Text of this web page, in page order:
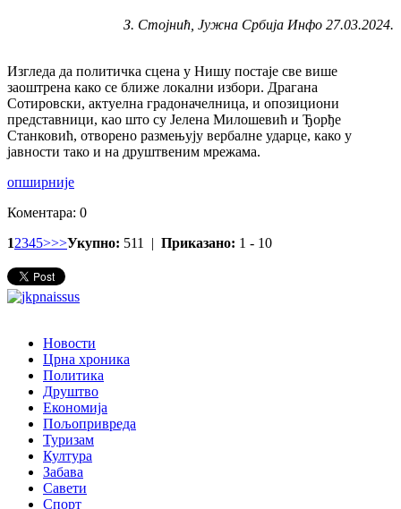
З. Стојнић, Јужна Србија Инфо 27.03.2024.
Изгледа да политичка сцена у Нишу постаје све више
заоштрена како се ближе локални избори. Драгана
Сотировски, актуелна градоначелница, и опозициони
представници, као што су Јелена Милошевић и Ђорђе
Станковић, отворено размењују вербалне ударце, како у
јавности тако и на друштвеним мрежама.
опширније
Коментара: 0
12345>>>Укупно: 511 | Приказано: 1 - 10
Новости
Црна хроника
Политика
Друштво
Економија
Пољопривреда
Туризам
Култура
Забава
Савети
Спорт